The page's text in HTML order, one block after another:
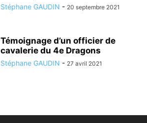
Stéphane GAUDIN - 20 septembre 2021
Témoignage d’un officier de
cavalerie du 4e Dragons
Stéphane GAUDIN - 27 avril 2021